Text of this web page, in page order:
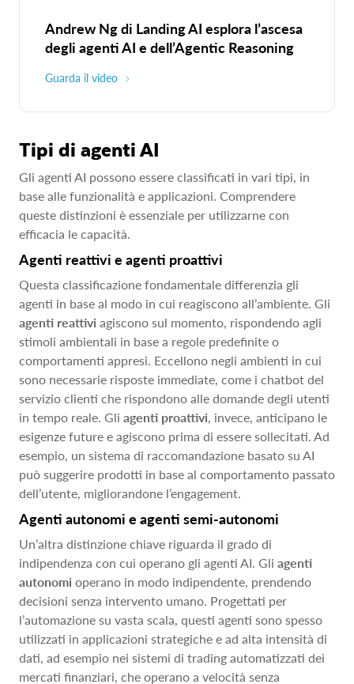
Andrew Ng di Landing AI esplora l’ascesa
degli agenti AI e dell’Agentic Reasoning
Guarda il video
Tipi di agenti AI
Gli agenti AI possono essere classificati in vari tipi, in
base alle funzionalità e applicazioni. Comprendere
queste distinzioni è essenziale per utilizzarne con
efficacia le capacità.
Agenti reattivi e agenti proattivi
Questa classificazione fondamentale differenzia gli
agenti in base al modo in cui reagiscono all’ambiente. Gli
agenti reattivi agiscono sul momento, rispondendo agli
stimoli ambientali in base a regole predefinite o
comportamenti appresi. Eccellono negli ambienti in cui
sono necessarie risposte immediate, come i chatbot del
servizio clienti che rispondono alle domande degli utenti
in tempo reale. Gli agenti proattivi, invece, anticipano le
esigenze future e agiscono prima di essere sollecitati. Ad
esempio, un sistema di raccomandazione basato su AI
può suggerire prodotti in base al comportamento passato
dell’utente, migliorandone l’engagement.
Agenti autonomi e agenti semi-autonomi
Un’altra distinzione chiave riguarda il grado di
indipendenza con cui operano gli agenti AI. Gli agenti
autonomi operano in modo indipendente, prendendo
decisioni senza intervento umano. Progettati per
l’automazione su vasta scala, questi agenti sono spesso
utilizzati in applicazioni strategiche e ad alta intensità di
dati, ad esempio nei sistemi di trading automatizzati dei
mercati finanziari, che operano a velocità senza